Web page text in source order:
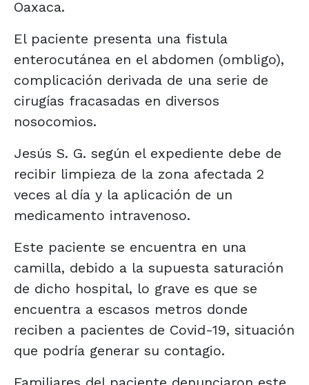
Oaxaca.
El paciente presenta una fistula
enterocutánea en el abdomen (ombligo),
complicación derivada de una serie de
cirugías fracasadas en diversos
nosocomios.
Jesús S. G. según el expediente debe de
recibir limpieza de la zona afectada 2
veces al día y la aplicación de un
medicamento intravenoso.
Este paciente se encuentra en una
camilla, debido a la supuesta saturación
de dicho hospital, lo grave es que se
encuentra a escasos metros donde
reciben a pacientes de Covid-19, situación
que podría generar su contagio.